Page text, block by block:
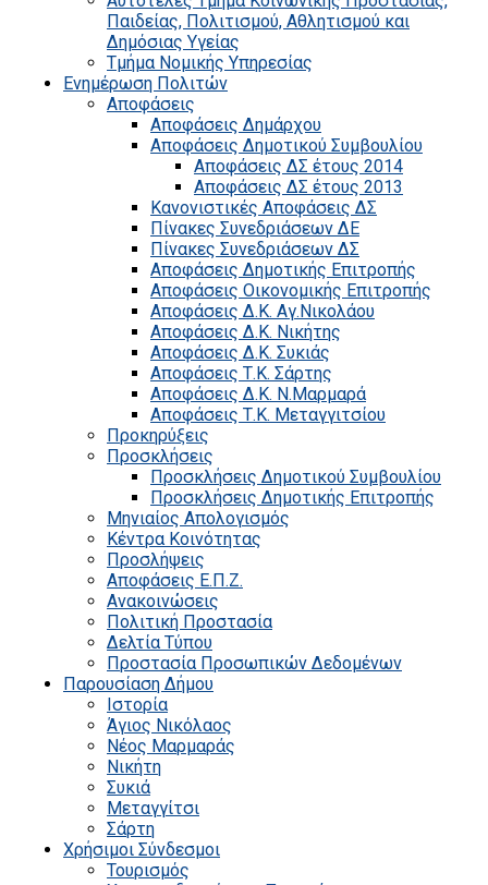
Παιδείας, Πολιτισμού, Αθλητισμού και
Δημόσιας Υγείας
Τμήμα Νομικής Υπηρεσίας
Ενημέρωση Πολιτών
Αποφάσεις
Αποφάσεις Δημάρχου
Αποφάσεις Δημοτικού Συμβουλίου
Αποφάσεις ΔΣ έτους 2014
Αποφάσεις ΔΣ έτους 2013
Κανονιστικές Αποφάσεις ΔΣ
Πίνακες Συνεδριάσεων ΔΕ
Πίνακες Συνεδριάσεων ΔΣ
Αποφάσεις Δημοτικής Επιτροπής
Αποφάσεις Οικονομικής Επιτροπής
Αποφάσεις Δ.Κ. Αγ.Νικολάου
Αποφάσεις Δ.Κ. Νικήτης
Αποφάσεις Δ.Κ. Συκιάς
Αποφάσεις Τ.Κ. Σάρτης
Αποφάσεις Δ.Κ. Ν.Μαρμαρά
Αποφάσεις Τ.Κ. Μεταγγιτσίου
Προκηρύξεις
Προσκλήσεις
Προσκλήσεις Δημοτικού Συμβουλίου
Προσκλήσεις Δημοτικής Επιτροπής
Μηνιαίος Απολογισμός
Κέντρα Κοινότητας
Προσλήψεις
Αποφάσεις Ε.Π.Ζ.
Ανακοινώσεις
Πολιτική Προστασία
Δελτία Τύπου
Προστασία Προσωπικών Δεδομένων
Παρουσίαση Δήμου
Ιστορία
Άγιος Νικόλαος
Νέος Μαρμαράς
Νικήτη
Συκιά
Μεταγγίτσι
Σάρτη
Χρήσιμοι Σύνδεσμοι
Τουρισμός